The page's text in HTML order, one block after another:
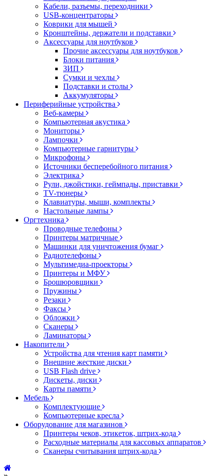
Кабели, разъемы, переходники
USB-концентраторы
Коврики для мышей
Кронштейны, держатели и подставки
Аксессуары для ноутбуков
Прочие аксессуары для ноутбуков
Блоки питания
ЗИП
Сумки и чехлы
Подставки и столы
Аккумуляторы
Периферийные устройства
Веб-камеры
Компьютерная акустика
Мониторы
Лампочки
Компьютерные гарнитуры
Микрофоны
Источники бесперебойного питания
Электрика
Рули, джойстики, геймпады, приставки
TV-тюнеры
Клавиатуры, мыши, комплекты
Настольные лампы
Оргтехника
Проводные телефоны
Принтеры матричные
Машинки для уничтожения бумаг
Радиотелефоны
Мультимедиа-проекторы
Принтеры и МФУ
Брошюровщики
Пружины
Резаки
Факсы
Обложки
Сканеры
Ламинаторы
Накопители
Устройства для чтения карт памяти
Внешние жесткие диски
USB Flash drive
Дискеты, диски
Карты памяти
Мебель
Комплектующие
Компьютерные кресла
Оборудование для магазинов
Принтеры чеков, этикеток, штрих-кода
Расходные материалы для кассовых аппаратов
Сканеры считывания штрих-кода